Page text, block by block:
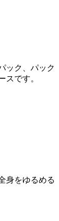
ック、パック
スです。
身をゆるめる